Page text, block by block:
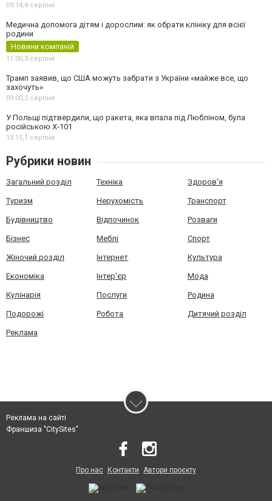
09:14,4 серпня
Медична допомога дітям і дорослим: як обрати клініку для всієї
родини
Новини компаній
11:00,3 серпня
Трамп заявив, що США можуть забрати з України «майже все, що
захочуть»
09:00,2 серпня
У Польщі підтвердили, що ракета, яка впала під Любліном, була
російською Х-101
15:15,1 серпня
Рубрики новин
Загальний розділ Техніка Здоров'я
Туризм Нерухомість Транспорт
Будівництво Відпочинок Розваги
Бізнес Меблі Спорт
Жіночий розділ Інтернет Культура
Економіка Інтер'єр Мода
Кулінарія Послуги Родина
Подорожі Робота Дитячий розділ
Реклама
Реклама на сайті
Франшиза "CitySites"
Про нас Контакти Автори проєкту